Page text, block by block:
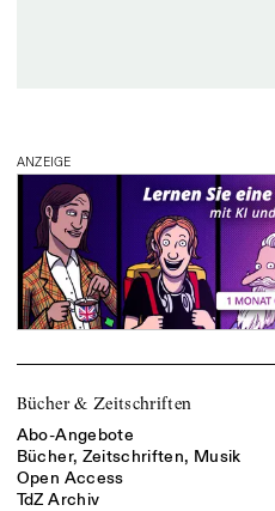
ANZEIGE
Bücher & Zeitschriften
Abo-Angebote
Bücher, Zeitschriften, Musik
Open Access
TdZ Archiv